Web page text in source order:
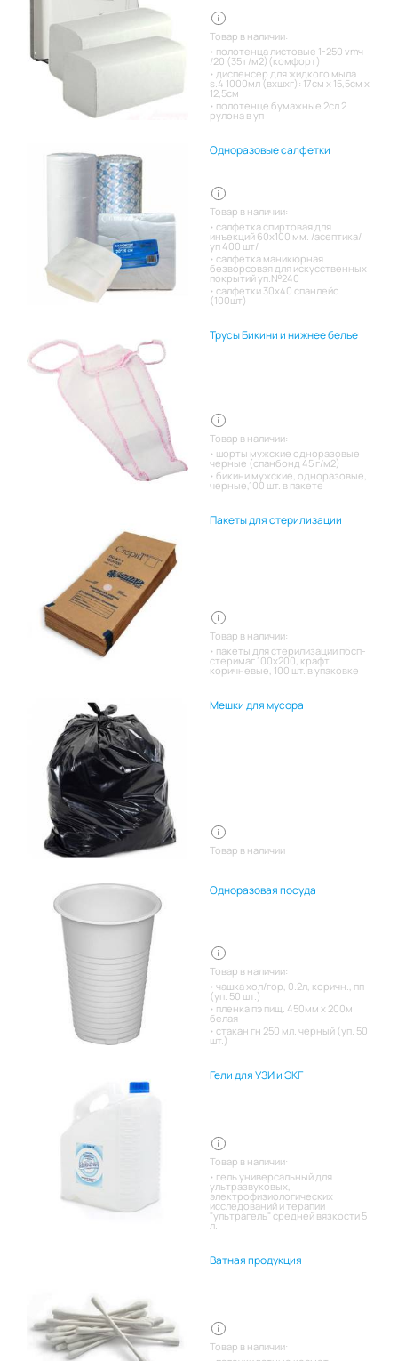
Товар в наличии:
полотенца листовые 1-250 vmч
/20 (35 г/м2)(комфорт)
диспенсер для жидкого мыла
s.4 1000мл (вхшхг): 17см x 15,5см x
12,5см
полотенце бумажные 2сл 2
рулона в уп
Одноразовые салфетки
Товар в наличии:
салфетка спиртовая для
инъекций 60х100 мм. /асептика/
уп 400 шт/
салфетка маникюрная
безворсовая для искусственных
покрытий уп.№240
салфетки 30х40 спанлейс
(100шт)
Трусы Бикини и нижнее белье
Товар в наличии:
шорты мужские одноразовые
черные (спанбонд 45 г/м2)
бикини мужские, одноразовые,
черные,100 шт. в пакете
Пакеты для стерилизации
Товар в наличии:
пакеты для стерилизации пбсп-
стеримаг 100х200, крафт
коричневые, 100 шт. в упаковке
Мешки для мусора
Товар в наличии
Одноразовая посуда
Товар в наличии:
чашка хол/гор, 0.2л, коричн., пп
(уп. 50 шт.)
пленка пэ пищ. 450мм х 200м
белая
стакан гн 250 мл. черный (уп. 50
шт.)
Гели для УЗИ и ЭКГ
Товар в наличии:
гель универсальный для
ультразвуковых,
электрофизиологических
исследований и терапии
"ультрагель" средней вязкости 5
л.
Ватная продукция
Товар в наличии: